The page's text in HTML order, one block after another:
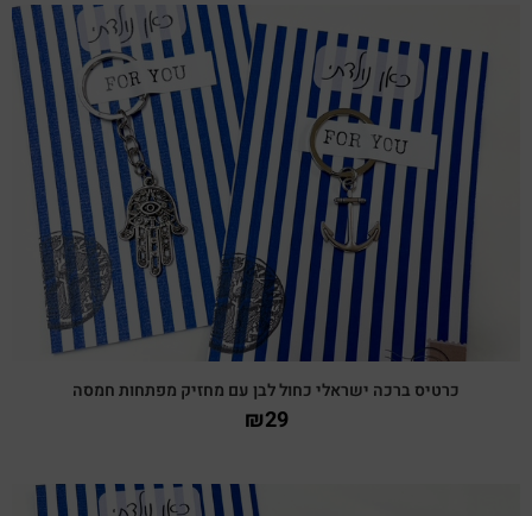
צפייה מהירה
כרטיס ברכה ישראלי כחול לבן עם מחזיק מפתחות חמסה
₪29